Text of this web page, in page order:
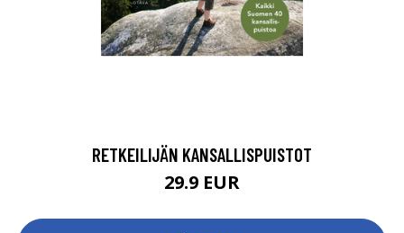
RETKEILIJÄN KANSALLISPUISTOT
29.9 EUR